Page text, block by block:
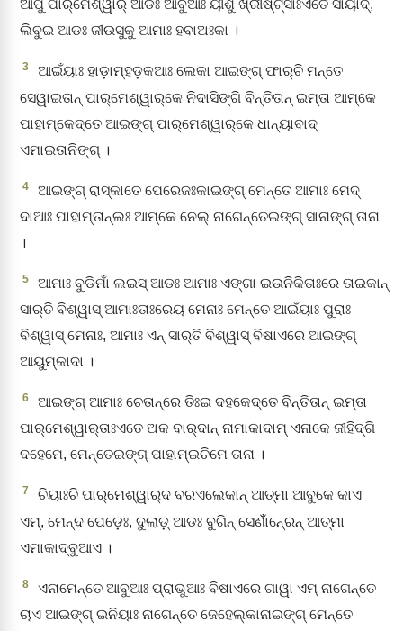
ଆପୁ ପାର୍‌ମେଶ୍ୱାର୍‌ ଆଡଃ ଆବୁଆଃ ୟୀଶୁ ଖ୍ରୀଷ୍ଟ୍‌ସାଃଏତେ ସାୟାଦ୍‌,
ଲିବୁଇ ଆଡଃ ଜୀଉସୁକୁ ଆମାଃ ହବାଅଃକା ।
3
ଆଇଁୟାଃ ହାଡ଼ାମ୍‌ହଡ଼କଆଃ ଲେକା ଆଇଙ୍ଗ୍‌ ଫାର୍‌ଚି ମନ୍‌ତେ
ସେୱାଇତାନ୍‌ ପାର୍‌ମେଶ୍ୱାର୍‌କେ ନିଦାସିଙ୍ଗି ବିନ୍ତିତାନ୍‌ ଇମ୍‌ତା ଆମ୍‌କେ
ପାହାମ୍‌କେଦ୍‌ତେ ଆଇଙ୍ଗ୍‌ ପାର୍‌ମେଶ୍ୱାର୍‌କେ ଧାନ୍ୟାବାଦ୍‌
ଏମାଇତାନିଙ୍ଗ୍‌ ।
4
ଆଇଙ୍ଗ୍‌ ରାସ୍‌କାତେ ପେରେଜଃକାଇଙ୍ଗ୍‌ ମେନ୍ତେ ଆମାଃ ମେଦ୍‌
ଦାଆଃ ପାହାମ୍‍ତାନ୍‍ଲଃ ଆମ୍‌କେ ନେଲ୍‌ ନାଗେନ୍ତେଇଙ୍ଗ୍‌ ସାନାଙ୍ଗ୍‌ ତାନା
।
5
ଆମାଃ ବୁଡିମାଁ ଲଇସ୍‌ ଆଡଃ ଆମାଃ ଏଙ୍ଗା ଇଉନିକିତାଃରେ ତାଇକାନ୍‌
ସାର୍‌ତି ବିଶ୍ୱାସ୍‌ ଆମାଃତାଃରେୟ ମେନାଃ ମେନ୍ତେ ଆଇଁୟାଃ ପୁରାଃ
ବିଶ୍ୱାସ୍‌ ମେନାଃ, ଆମାଃ ଏନ୍‌ ସାର୍‌ତି ବିଶ୍ୱାସ୍‌ ବିଷାଏରେ ଆଇଙ୍ଗ୍‌
ଆୟୁମ୍‌କାଦା ।
6
ଆଇଙ୍ଗ୍‌ ଆମାଃ ଚେତାନ୍‌ରେ ତିଃଇ ଦହକେଦ୍‌ତେ ବିନ୍ତିତାନ୍‌ ଇମ୍‌ତା
ପାର୍‌ମେଶ୍ୱାର୍‌ତାଃଏତେ ଅକ ବାର୍‌ଦାନ୍‌ ନାମାକାଦାମ୍‌ ଏନାକେ ଜୀହିଦ୍‌ଗି
ଦହେମେ, ମେନ୍ତେଇଙ୍ଗ୍‌ ପାହାମ୍‌ଇଚିମେ ତାନା ।
7
ଚିୟାଃଚି ପାର୍‌ମେଶ୍ୱାର୍‌ଦ ବରଏଲେକାନ୍‌ ଆତ୍ମା ଆବୁକେ କାଏ
ଏମ୍‌, ମେନ୍‌ଦ ପେଡ଼େଃ, ଦୁଲାଡ଼୍‌ ଆଡଃ ବୁଗିନ୍‌ ସେଣାଁଁନ୍‍ରେନ୍ ଆତ୍ମା
ଏମାକାଦ୍‌ବୁଆଏ ।
8
ଏନାମେନ୍ତେ ଆବୁଆଃ ପ୍ରାଭୁଆଃ ବିଷାଏରେ ଗାୱା ଏମ୍‌ ନାଗେନ୍ତେ
ଚାଏ ଆଇଙ୍ଗ୍‌ ଇନିୟାଃ ନାଗେନ୍ତେ ଜେହେଲ୍‌କାନାଇଙ୍ଗ୍‌ ମେନ୍ତେ